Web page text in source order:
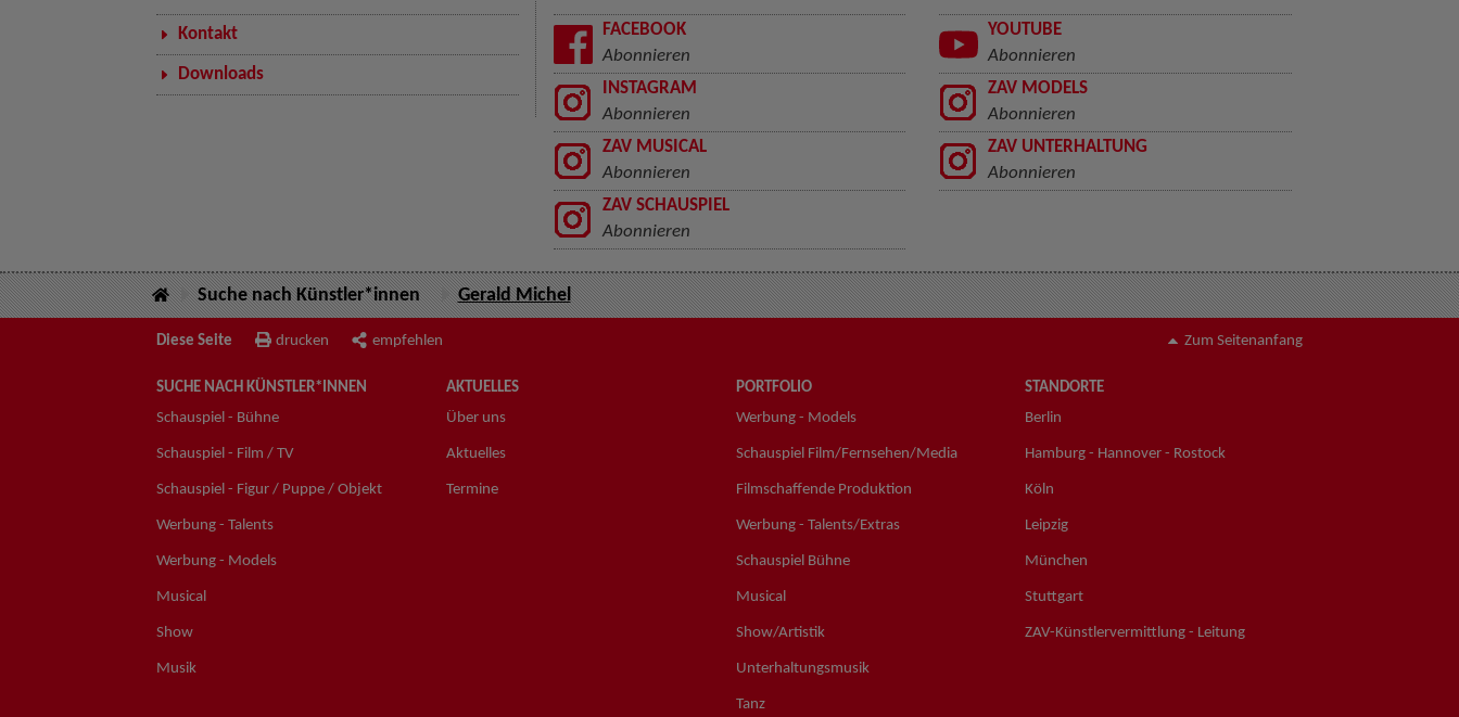
Kontakt
Downloads
FACEBOOK
Abonnieren
YOUTUBE
Abonnieren
INSTAGRAM
Abonnieren
ZAV MODELS
Abonnieren
ZAV MUSICAL
Abonnieren
ZAV UNTERHALTUNG
Abonnieren
ZAV SCHAUSPIEL
Abonnieren
Suche nach Künstler*innen Gerald Michel
Diese Seite drucken empfehlen Zum Seitenanfang
SUCHE NACH KÜNSTLER*INNEN
Schauspiel - Bühne
Schauspiel - Film / TV
Schauspiel - Figur / Puppe / Objekt
Werbung - Talents
Werbung - Models
Musical
Show
Musik
AKTUELLES
Über uns
Aktuelles
Termine
PORTFOLIO
Werbung - Models
Schauspiel Film/Fernsehen/Media
Filmschaffende Produktion
Werbung - Talents/Extras
Schauspiel Bühne
Musical
Show/Artistik
Unterhaltungsmusik
Tanz
STANDORTE
Berlin
Hamburg - Hannover - Rostock
Köln
Leipzig
München
Stuttgart
ZAV-Künstlervermittlung - Leitung